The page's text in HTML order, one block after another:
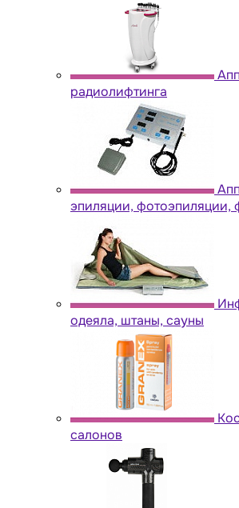
радиолифтинга
эпиляции, фотоэпиляции,
одеяла, штаны, сауны
салонов